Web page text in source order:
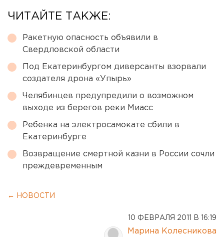
ЧИТАЙТЕ ТАКЖЕ:
Ракетную опасность объявили в
Свердловской области
Под Екатеринбургом диверсанты взорвали
создателя дрона «Упырь»
Челябинцев предупредили о возможном
выходе из берегов реки Миасс
Ребенка на электросамокате сбили в
Екатеринбурге
Возвращение смертной казни в России сочли
преждевременным
← НОВОСТИ
10 ФЕВРАЛЯ 2011 В 16:19
Марина Колесникова